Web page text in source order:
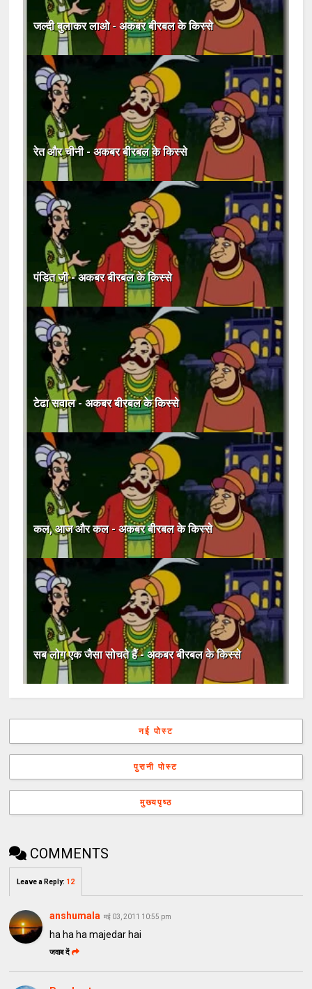
जल्दी बुलाकर लाओ - अकबर बीरबल के किस्से
रेत और चीनी - अकबर बीरबल के किस्से
पंडित जी - अकबर बीरबल के किस्से
टेढा सवाल - अकबर बीरबल के किस्से
कल, आज और कल - अकबर बीरबल के किस्से
सब लोग एक जैसा सोचते हैं - अकबर बीरबल के किस्से
नई पोस्ट
पुरानी पोस्ट
मुख्यपृष्ठ
COMMENTS
Leave a Reply: 12
anshumala मई 03, 2011 10:55 pm
ha ha ha majedar hai
जवाब दें